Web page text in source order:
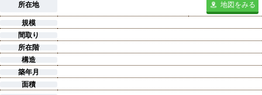
所在地 地図をみる
規模
間取り
所在階
構造
築年月
面積